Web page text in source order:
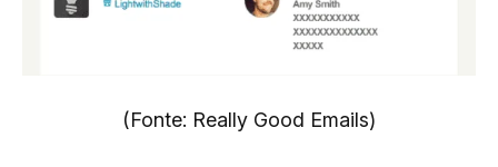
(Fonte: Really Good Emails)